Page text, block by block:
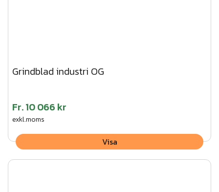
Grindblad industri OG
Fr.10 066 kr
exkl.moms
Visa